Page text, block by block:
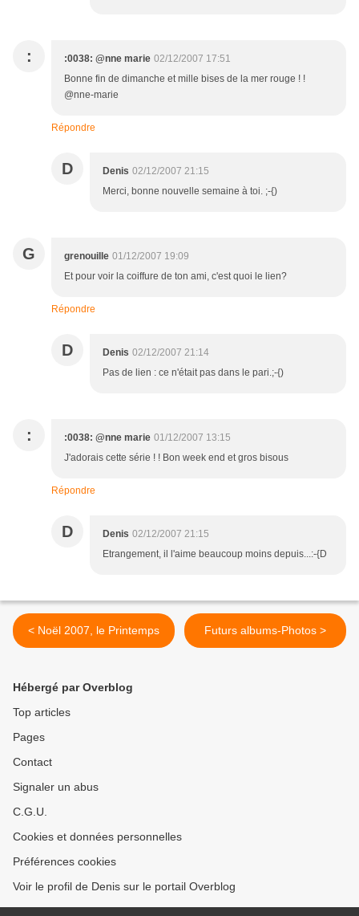
: :0038: @nne marie 02/12/2007 17:51
Bonne fin de dimanche et mille bises de la mer rouge ! !
@nne-marie
Répondre
D Denis 02/12/2007 21:15
Merci, bonne nouvelle semaine à toi. ;-{)
G grenouille 01/12/2007 19:09
Et pour voir la coiffure de ton ami, c'est quoi le lien?
Répondre
D Denis 02/12/2007 21:14
Pas de lien : ce n'était pas dans le pari.;-{)
: :0038: @nne marie 01/12/2007 13:15
J'adorais cette série ! ! Bon week end et gros bisous
Répondre
D Denis 02/12/2007 21:15
Etrangement, il l'aime beaucoup moins depuis...:-{D
< Noël 2007, le Printemps Futurs albums-Photos >
Hébergé par Overblog
Top articles
Pages
Contact
Signaler un abus
C.G.U.
Cookies et données personnelles
Préférences cookies
Voir le profil de Denis sur le portail Overblog